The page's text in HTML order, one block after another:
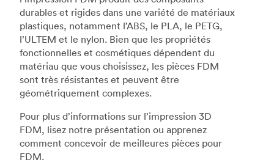
durables et rigides dans une variété de matériaux
plastiques, notamment l’ABS, le PLA, le PETG,
l’ULTEM et le nylon. Bien que les propriétés
fonctionnelles et cosmétiques dépendent du
matériau que vous choisissez, les pièces FDM
sont très résistantes et peuvent être
géométriquement complexes.
Pour plus d’informations sur l’impression 3D
FDM, lisez notre présentation ou apprenez
comment concevoir de meilleures pièces pour
FDM.